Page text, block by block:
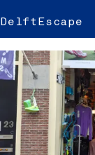
DelftEscape